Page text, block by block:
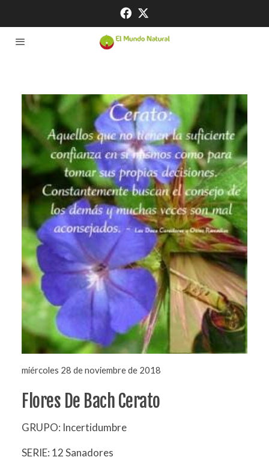
miércoles 28 de noviembre de 2018
Flores De Bach Cerato
GRUPO: Incertidumbre
SERIE: 12 Sanadores